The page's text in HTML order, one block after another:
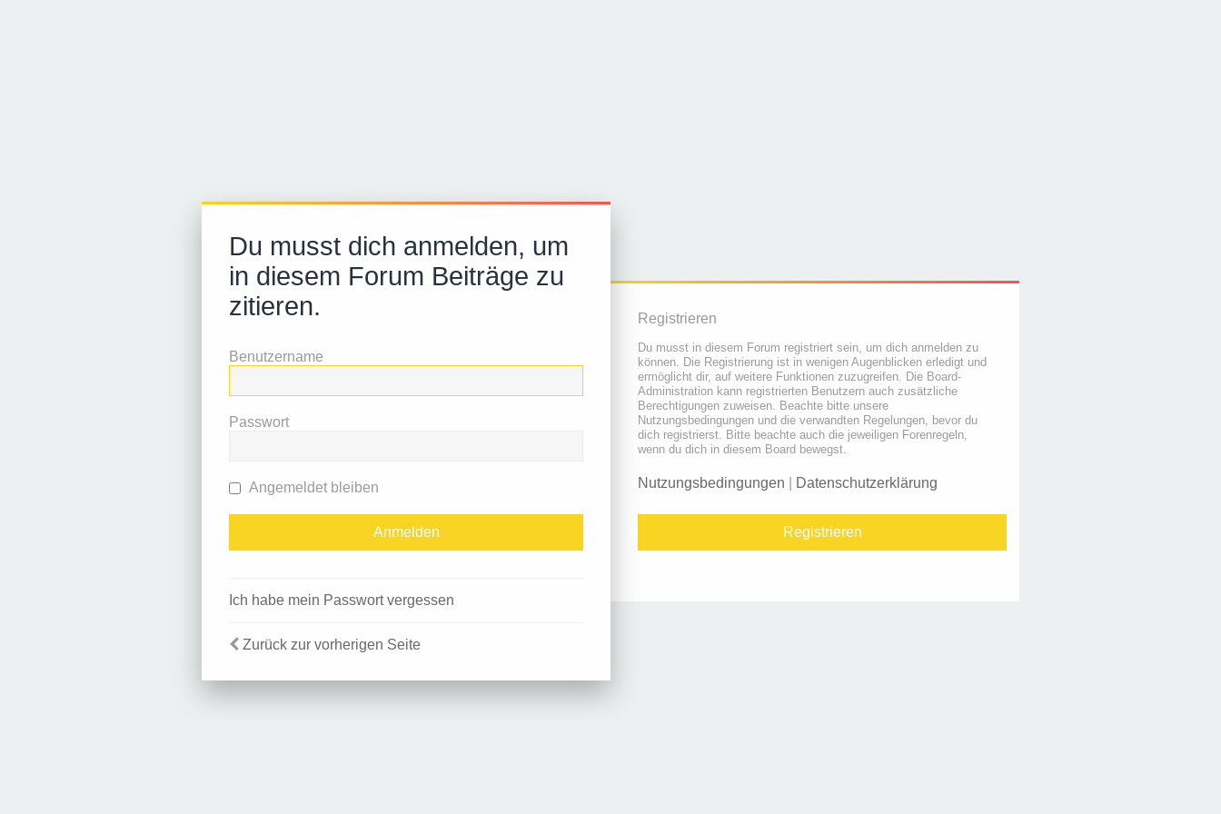
Du musst dich anmelden, um
in diesem Forum Beiträge zu
zitieren.
Benutzername
Passwort
Angemeldet bleiben
Ich habe mein Passwort vergessen
Zurück zur vorherigen Seite
Registrieren
Du musst in diesem Forum registriert sein, um dich anmelden zu
können. Die Registrierung ist in wenigen Augenblicken erledigt und
ermöglicht dir, auf weitere Funktionen zuzugreifen. Die Board-
Administration kann registrierten Benutzern auch zusätzliche
Berechtigungen zuweisen. Beachte bitte unsere
Nutzungsbedingungen und die verwandten Regelungen, bevor du
dich registrierst. Bitte beachte auch die jeweiligen Forenregeln,
wenn du dich in diesem Board bewegst.
Nutzungsbedingungen Datenschutzerklärung
Registrieren